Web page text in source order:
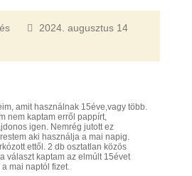
2024. augusztus 14
amit használnak 15éve,vagy több.
nem kaptam erről pappírt,
igen. Nemrég jutott ez
aki használja a mai napig.
ettől. 2 db osztatlan közös
választ kaptam az elmúlt 15évet
mai naptól fizet.